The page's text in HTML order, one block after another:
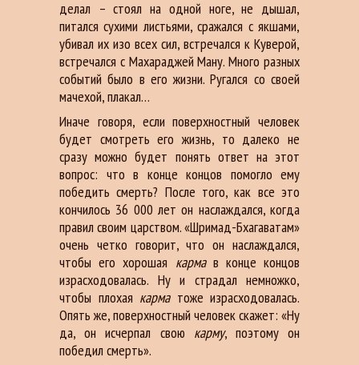
делал – стоял на одной ноге, не дышал,
питался сухими листьями, сражался с якшами,
убивал их изо всех сил, встречался к Куверой,
встречался с Махараджей Ману. Много разных
событий было в его жизни. Ругался со своей
мачехой, плакал…
Иначе говоря, если поверхностный человек
будет смотреть его жизнь, то далеко не
сразу можно будет понять ответ на этот
вопрос: что в конце концов помогло ему
победить смерть? После того, как все это
кончилось 36 000 лет он наслаждался, когда
правил своим царством. «Шримад-Бхагаватам»
очень четко говорит, что он наслаждался,
чтобы его хорошая кармав конце концов
израсходовалась. Ну и страдал немножко,
чтобы плохая карматоже израсходовалась.
Опять же, поверхностный человек скажет: «Ну
да, он исчерпал свою карму, поэтому он
победил смерть».